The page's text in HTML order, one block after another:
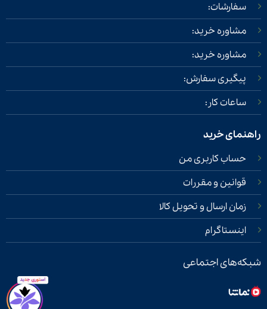
سفارشات:
مشاوره خرید:
مشاوره خرید:
پیگیری سفارش:
ساعات کار:
راهنمای خرید
حساب کاربری من
قوانین و مقررات
زمان ارسال و تحویل کالا
اینستاگرام
شبکه‌های اجتماعی